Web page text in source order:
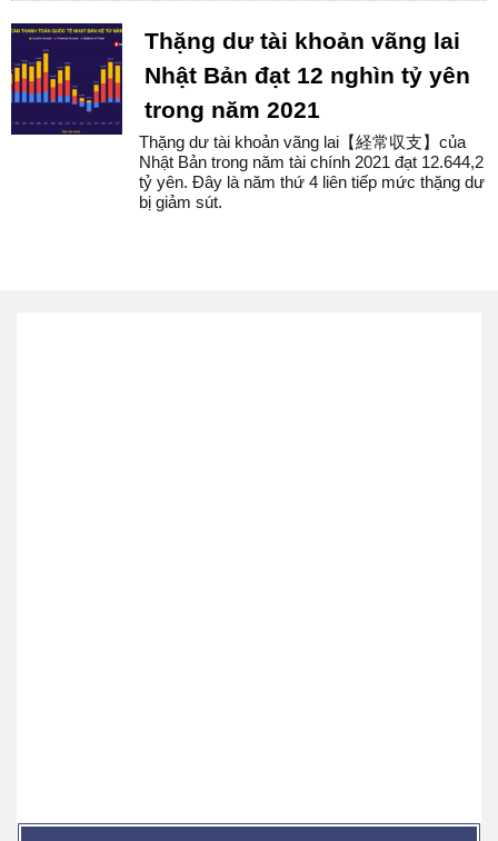
Thặng dư tài khoản vãng lai
Nhật Bản đạt 12 nghìn tỷ yên
trong năm 2021
Thặng dư tài khoản vãng lai【経常収支】của
Nhật Bản trong năm tài chính 2021 đạt 12.644,2
tỷ yên. Đây là năm thứ 4 liên tiếp mức thặng dư
bị giảm sút.